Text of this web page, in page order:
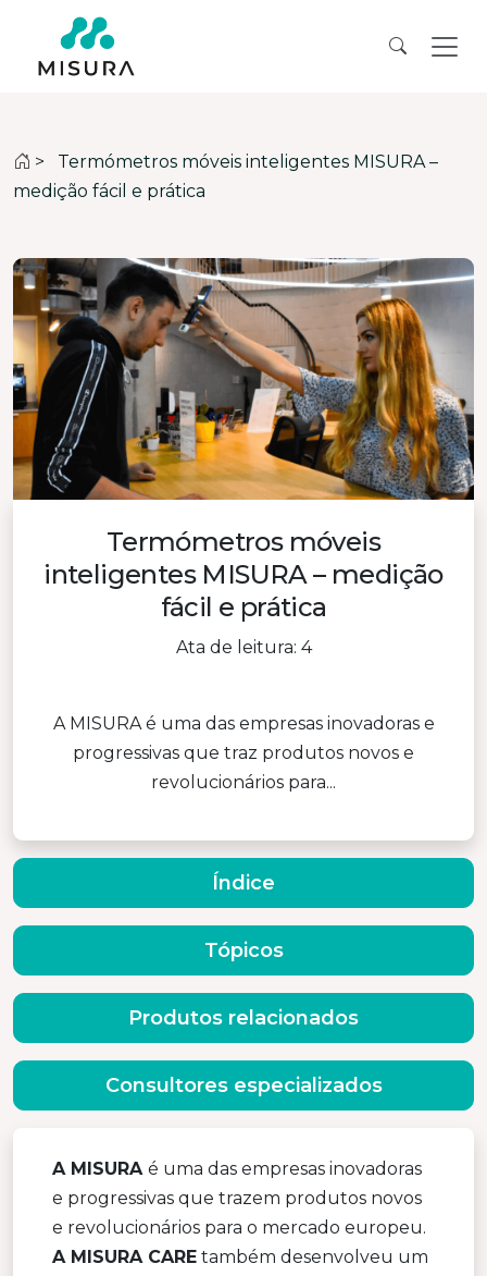
>
Termómetros móveis inteligentes MISURA –
medição fácil e prática
Termómetros móveis
inteligentes MISURA – medição
fácil e prática
Ata de leitura: 4
A MISURA é uma das empresas inovadoras e
progressivas que traz produtos novos e
revolucionários para...
A MISURA é uma das empresas inovadoras
e progressivas que trazem produtos novos
e revolucionários para o mercado europeu.
A MISURA CARE também desenvolveu um
Índice
Tópicos
Produtos relacionados
Consultores especializados